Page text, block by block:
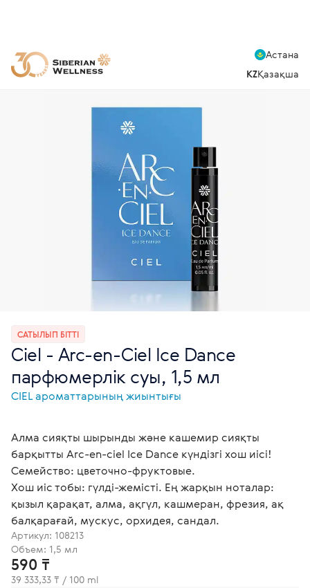
Астана
KZҚазақша
САТЫЛЫП БІТТІ
Ciel - Arc-en-Ciel Ice Dance
парфюмерлік суы, 1,5 мл
СІЕL ароматтарының жиынтығы
Алма сияқты шырынды және кашемир сияқты
барқытты Arc-en-ciel Ice Dance күндізгі хош иісі!
Семейство: цветочно-фруктовые.
Хош иіс тобы: гүлді-жемісті. Ең жарқын ноталар:
қызыл қарақат, алма, ақгүл, кашмеран, фрезия, ақ
балқарағай, мускус, орхидея, сандал.
Артикул: 108213
Объем: 1,5 мл
590 ₸
39 333,33 ₸ / 100 ml